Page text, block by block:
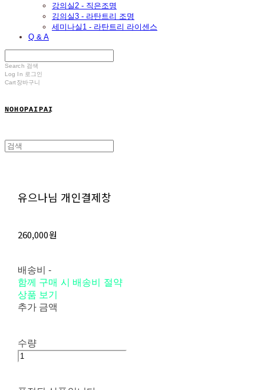
강의실2 - 직은조명
깅의실3 - 라탄트리 조명
세미나실1 - 라탄트리 라이센스
Q & A
Search 검색
Log In 로그인
Cart장바구니
N O H O P A I P A I
유으나님 개인결제창
260,000원
배송비-
함께 구매 시 배송비 절약
상품 보기
추가 금액
수량